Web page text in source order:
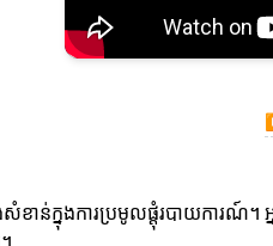
ខាន់ក្នុងការប្រមូលផ្តុំរបាយការណ៍។